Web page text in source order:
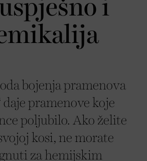
i
bojenja pramenova
daje pramenove koje
poljubilo. Ako želite
kosi, ne morate
za hemijskim